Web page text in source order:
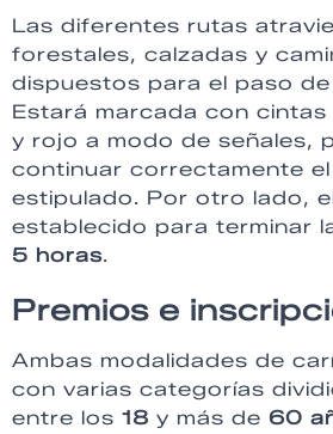
Las diferentes rutas
forestales, calzadas y
dispuestos para el paso
Estará marcada con
y rojo a modo de señales,
continuar correctamente
estipulado. Por otro lado,
establecido para terminar
5 horas.
Premios e
Ambas modalidades de
con varias categorías
entre los 18 y más de 60